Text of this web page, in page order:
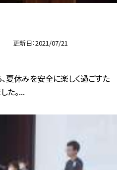
更新日 2021/07/21
夏休みを安全に楽しく過ごすた
た。...